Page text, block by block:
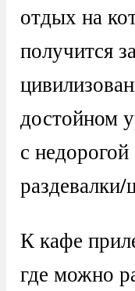
отдых на
получится
достойном
с
К кафе
где можно